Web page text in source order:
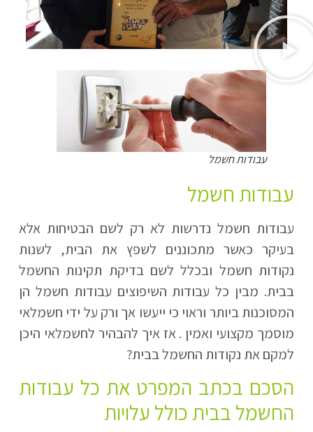
עבודות חשמל
עבודות חשמל
עבודות חשמל נדרשות לא רק לשם הבטיחות אלא
בעיקר כאשר מתכוננים לשפץ את הבית, לשנות
נקודות חשמל ובכלל לשם בדיקת תקינות החשמל
בבית. מבין כל עבודות השיפוצים עבודות חשמל הן
המסוכנות ביותר וראוי כי ייעשו אך ורק על ידי חשמלאי
מוסמך מקצועי ואמין . אז איך להבהיר לחשמלאי היכן
למקם את נקודות החשמל בבית?
הסכם בכתב המפרט את כל עבודות
החשמל בבית כולל עלויות